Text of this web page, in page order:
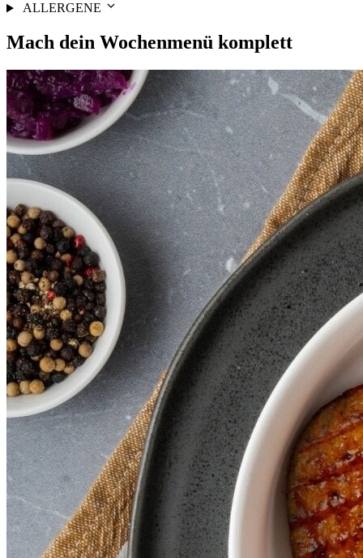
ALLERGENE
Mach dein Wochenmenü komplett